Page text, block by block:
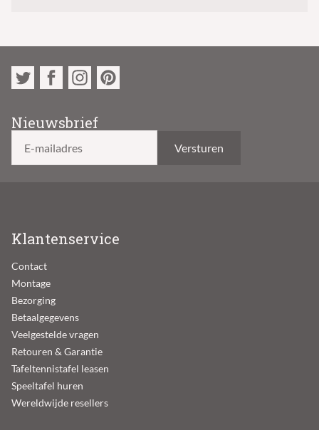
Nieuwsbrief
E-mailadres
Klantenservice
Contact
Montage
Bezorging
Betaalgegevens
Veelgestelde vragen
Retouren & Garantie
Tafeltennistafel leasen
Speeltafel huren
Wereldwijde resellers